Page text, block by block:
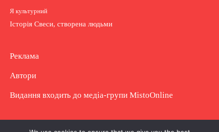
Я культурний
Історія Свеси, створена людьми
Реклама
Автори
Видання входить до медіа-групи MistoOnline
Copyright © Повне використання матеріалу